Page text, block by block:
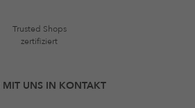
Trusted Shops
zertifiziert
MIT UNS IN KONTAKT